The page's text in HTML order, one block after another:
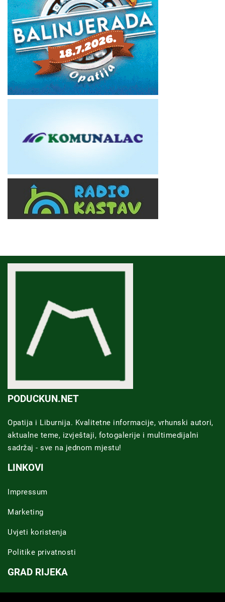
PODUCKUN.NET
Opatija i Liburnija. Kvalitetne informacije, vrhunski autori,
aktualne teme, izvještaji, fotogalerije i multimedijalni
sadržaj - sve na jednom mjestu!
LINKOVI
Impressum
Marketing
Uvjeti koristenja
Politike privatnosti
GRAD RIJEKA